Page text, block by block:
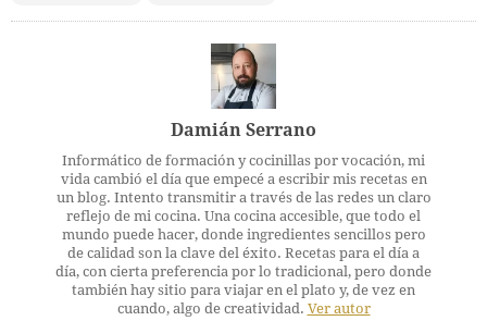
Damián Serrano
Informático de formación y cocinillas por vocación, mi
vida cambió el día que empecé a escribir mis recetas en
un blog. Intento transmitir a través de las redes un claro
reflejo de mi cocina. Una cocina accesible, que todo el
mundo puede hacer, donde ingredientes sencillos pero
de calidad son la clave del éxito. Recetas para el día a
día, con cierta preferencia por lo tradicional, pero donde
también hay sitio para viajar en el plato y, de vez en
cuando, algo de creatividad. Ver autor